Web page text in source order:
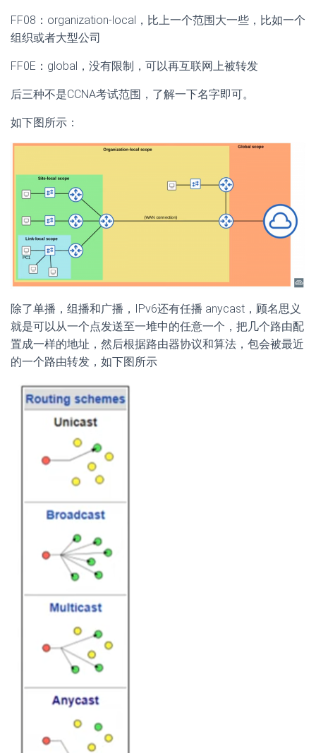
FF08：organization-local，比上一个范围大一些，比如一个
组织或者大型公司
FF0E：global，没有限制，可以再互联网上被转发
后三种不是CCNA考试范围，了解一下名字即可。
如下图所示：
除了单播，组播和广播，IPv6还有任播 anycast，顾名思义
就是可以从一个点发送至一堆中的任意一个，把几个路由配
置成一样的地址，然后根据路由器协议和算法，包会被最近
的一个路由转发，如下图所示